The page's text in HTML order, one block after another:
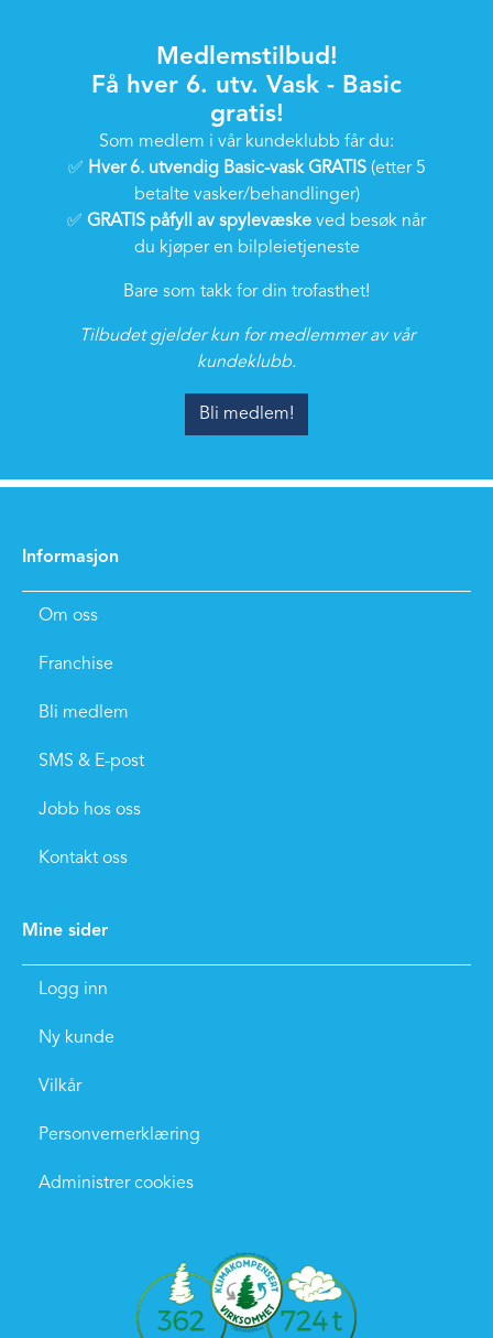
Medlemstilbud!
Få hver 6. utv. Vask - Basic
gratis!
Som medlem i vår kundeklubb får du:
✅ Hver 6. utvendig Basic-vask GRATIS(etter 5
betalte vasker/behandlinger)
✅ GRATIS påfyll av spylevæske ved besøk når
du kjøper en bilpleietjeneste
Bare som takk for din trofasthet!
Tilbudet gjelder kun for medlemmer av vår
kundeklubb.
Bli medlem!
Informasjon
Om oss
Franchise
Bli medlem
SMS & E-post
Jobb hos oss
Kontakt oss
Mine sider
Logg inn
Ny kunde
Vilkår
Personvernerklæring
Administrer cookies